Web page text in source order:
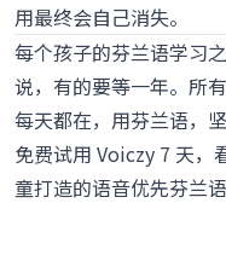
用最终会自己消失。
每个孩子的芬兰语学习
说，有的要等一年。所
每天都在，用芬兰语，
免费试用 Voiczy 7 天，
童打造的语音优先芬兰